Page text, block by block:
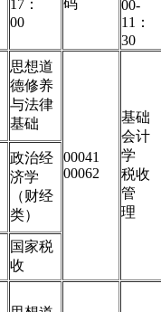
17：
00
00-
11：
30
思想道
德修养
与法律
基础
00041
00062
基础
会计
学
税收
管
理
政治经
济学
（财经
类）
国家税
收